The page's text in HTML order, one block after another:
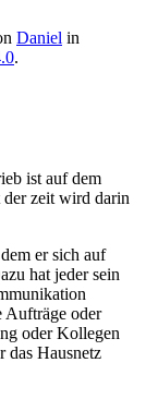
Daniel in
.
ist auf dem
der zeit wird darin
er sich auf
hat jeder sein
Aufträge oder
oder Kollegen
das Hausnetz